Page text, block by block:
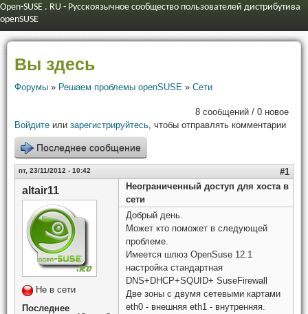
Open-SUSE . RU - Русскоязычное сообщество пользователей дистрибутива
openSUSE
Вы здесь
Форумы » Решаем проблемы openSUSE » Сети
8 сообщений / 0 новое
Войдите или зарегистрируйтесь, чтобы отправлять комментарии
Последнее сообщение
пт, 23/11/2012 - 10:42 #1
altair11
Не в сети
Последнее
Неограниченный доступ для хоста в
сети
Добрый день.
Может кто поможет в следующей
проблеме.
Имеется шлюз OpenSuse 12.1
настройка стандартная
DNS+DHCP+SQUID+ SuseFirewall
Две зоны с двумя сетевыми картами
eth0 - внешняя eth1 - внутренняя.